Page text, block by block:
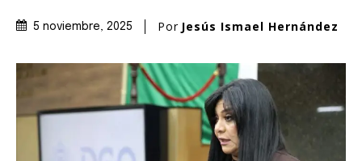
5 noviembre, 2025 Por Jesús Ismael Hernández